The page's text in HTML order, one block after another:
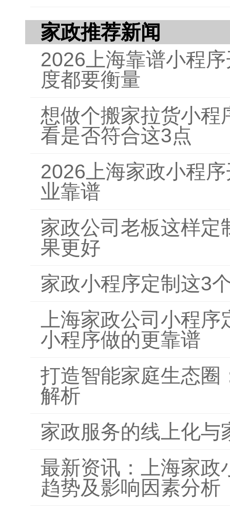
家政推荐新闻
2026上海靠谱小程
度都要衡量
想做个搬家拉货小程
看是否符合这3点
2026上海家政小程
业靠谱
家政公司老板这样定
果更好
家政小程序定制这3
上海家政公司小程
小程序做的更靠谱
打造智能家庭生态圈
解析
家政服务的线上化与
最新资讯：上海家政
趋势及影响因素分析